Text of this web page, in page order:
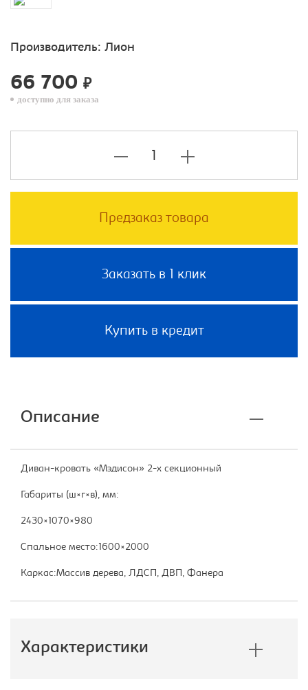
Производитель: Лион
66 700 ₽
доступно для заказа
Предзаказ товара
Заказать в 1 клик
Купить в кредит
Описание
Диван-кровать «Мэдисон» 2-х секционный
Габариты (ш×г×в), мм:
2430×1070×980
Спальное место:1600×2000
Каркас:Массив дерева, ЛДСП, ДВП, Фанера
Характеристики